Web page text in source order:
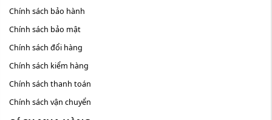
Chính sách bảo hành
Chính sách bảo mật
Chính sách đổi hàng
Chính sách kiểm hàng
Chính sách thanh toán
Chính sách vận chuyển